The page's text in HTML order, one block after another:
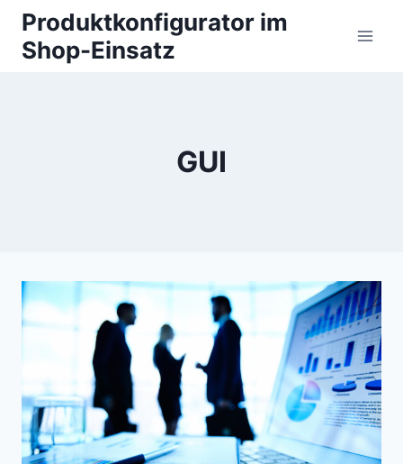
Zum
Inhalt
springen
Produktkonfigurator im
Shop-Einsatz
GUI